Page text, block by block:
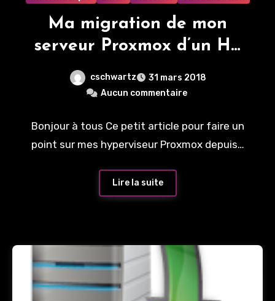
Ma migration de mon
serveur Proxmox d’un HP
Proliant MicroServer N54L
vers un serveur IBM x3650
cschwartz
31 mars 2018
Aucun commentaire
Bonjour à tous Ce petit article pour faire un
point sur mes hyperviseur Proxmox depuis…
Lire la suite